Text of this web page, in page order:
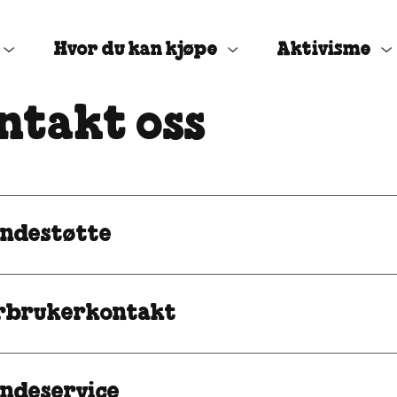
Hvor du kan kjøpe Aktivisme
oss